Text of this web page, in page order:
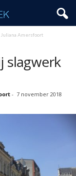
Amersfoort
slagwerk
- 7 november 2018